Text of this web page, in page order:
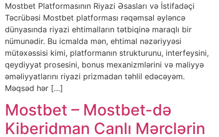
Mostbet Platformasının Riyazi Əsasları və İstifadəçi
Təcrübəsi Mostbet platforması rəqəmsal əyləncə
dünyasında riyazi ehtimalların tətbiqinə maraqlı bir
nümunədir. Bu icmalda mən, ehtimal nəzəriyyəsi
mütəxəssisi kimi, platformanın strukturunu, interfeysini,
qeydiyyat prosesini, bonus mexanizmlərini və maliyyə
əməliyyatlarını riyazi prizmadan təhlil edəcəyəm.
Məqsəd hər […]
Mostbet – Mostbet-də
Kiberidman Canlı Mərclərin